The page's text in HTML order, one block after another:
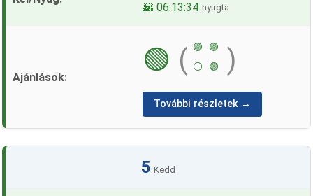
🌇 06:13:34 nyugta
🟢 ( 🟢
🟢
⚪
🟢 )
További részletek →
5 Kedd